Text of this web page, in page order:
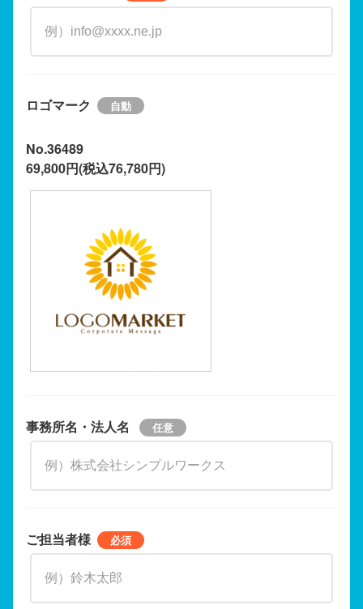
ロゴマーク
No.36489
69,800円(税込76,780円)
事務所名・法人名
ご担当者様